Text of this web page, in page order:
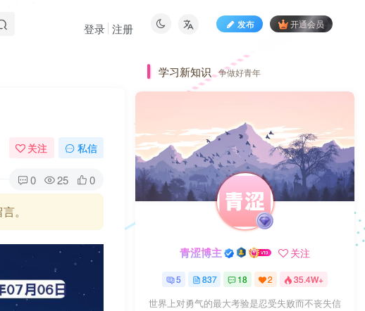
发布 开通会员
登录 注册
关注 私信
0 25 0
。
学习新知识 争做好青年
青涩博主 关注
5 837 18 2 35.4W+
世界上对勇气的最大考验是忍受失败而不丧失信